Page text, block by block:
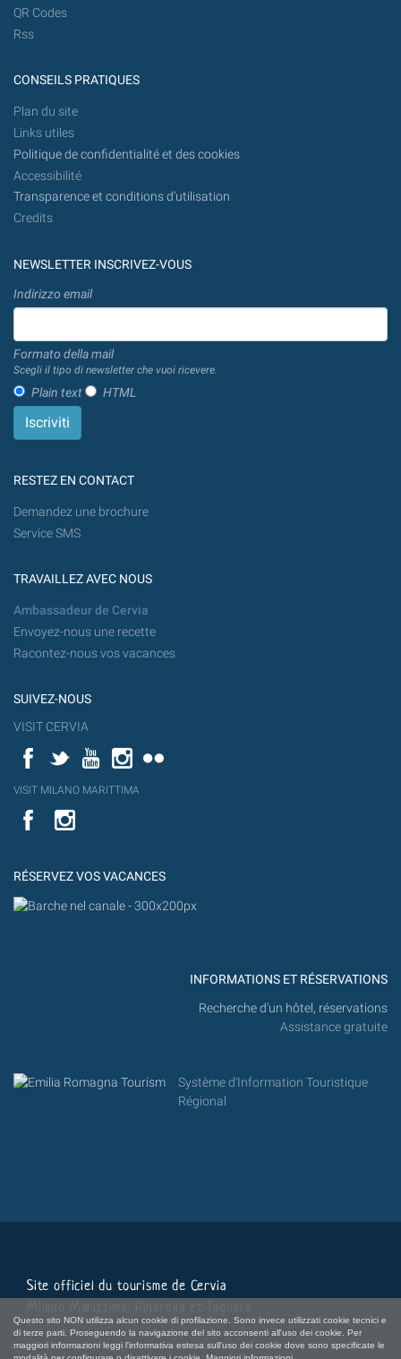
Questo sito NON utilizza alcun cookie di profilazione. Sono invece utilizzati cookie tecnici e
di terze parti. Proseguendo la navigazione del sito acconsenti all'uso dei cookie. Per
maggiori informazioni leggi l'informativa estesa sull'uso dei cookie dove sono specificate le
QR Codes
Rss
CONSEILS PRATIQUES
Plan du site
Links utiles
Politique de confidentialité et des cookies
Accessibilité
Transparence et conditions d'utilisation
Credits
NEWSLETTER INSCRIVEZ-VOUS
Indirizzo email
Formato della mail
Scegli il tipo di newsletter che vuoi ricevere.
Plain text HTML
RESTEZ EN CONTACT
Demandez une brochure
Service SMS
TRAVAILLEZ AVEC NOUS
Ambassadeur de Cervia
Envoyez-nous une recette
Racontez-nous vos vacances
SUIVEZ-NOUS
VISIT CERVIA
FacebookTwitterYouTubeInstagram
YouT
VISIT MILANO MARITTIMA
Flick
VISIT
MILANO
YouTube
RÉSERVEZ VOS VACANCES
INFORMATIONS ET RÉSERVATIONS
Recherche d'un hôtel, réservations
Assistance gratuite
Système d'Information Touristique
Régional
Site officiel du tourisme de Cervia